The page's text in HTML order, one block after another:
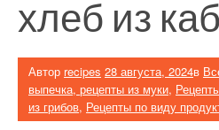
хлеб из
Автор recipes 28 августа, 2024в
выпечка, рецепты из муки,
из грибов, Рецепты по виду